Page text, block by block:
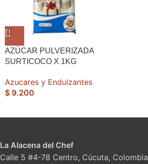
AZÚCAR PULVERIZADA
SURTICOCO X 1KG
Azucares y Endulzantes
$ 9.200
La Alacena del Chef
Calle 5 #4-78 Centro, Cúcuta, Colombia